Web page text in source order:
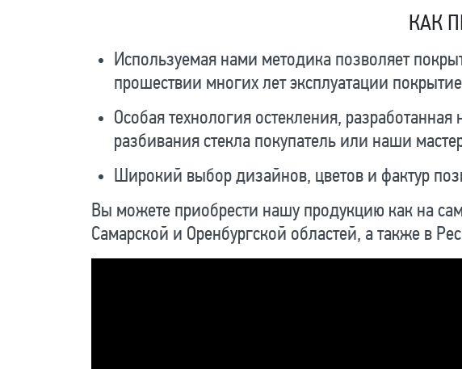
КАК
Используемая нами методика позволяет
прошествии многих лет эксплуатации
Особая технология остекления,
разбивания стекла покупатель или наши
Широкий выбор дизайнов, цветов и фактур
Вы можете приобрести нашу продукцию как на
Самарской и Оренбургской областей, а также в